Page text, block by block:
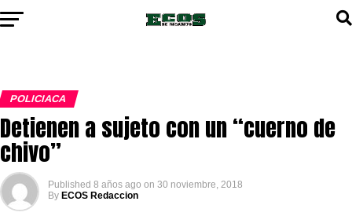
POLICIACA
Detienen a sujeto con un “cuerno de
chivo”
Published 8 años ago on 30 noviembre, 2018
By ECOS Redaccion